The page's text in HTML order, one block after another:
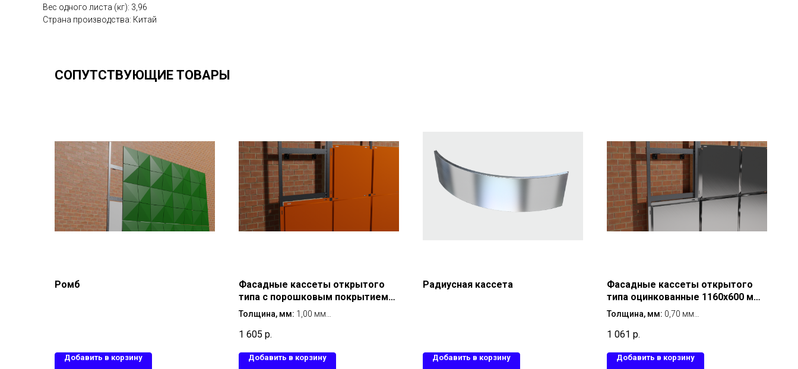
Вес одного листа (кг): 3,96
Страна производства: Китай
СОПУТСТВУЮЩИЕ ТОВАРЫ
Ромб
Добавить в корзину
Фасадные кассеты открытого
типа с порошковым покрытием
1160х600 мм мм толщина 1,00 мм
Толщина, мм: 1,00 мм
Металл:
Тип покрытия:с порошковым
покрытием
1 605 р.
Добавить в корзину
Радиусная кассета
Добавить в корзину
Фасадные кассеты открытого
типа оцинкованные 1160х600 мм
толщина 0,70 мм
Толщина, мм: 0,70 мм
Металл:
Тип покрытия:оцинкованный
Тип крепления:открытый
1 061 р.
Добавить в корзину